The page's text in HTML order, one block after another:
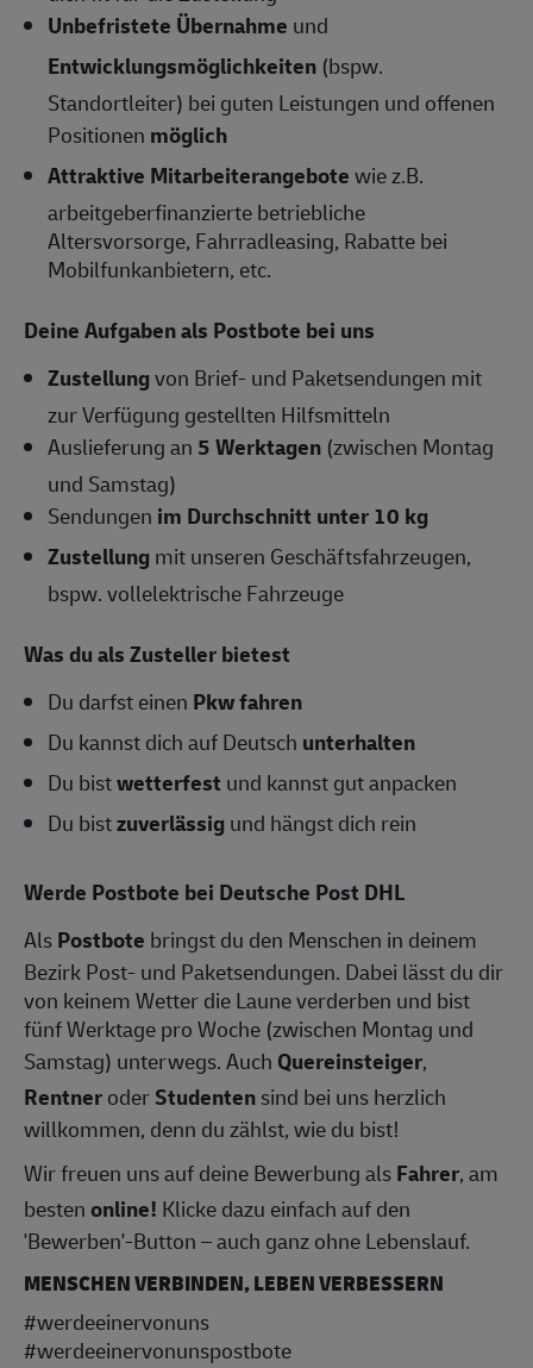
Unbefristete Übernahme und
Entwicklungsmöglichkeiten (bspw.
Standortleiter) bei guten Leistungen und offenen
Positionen möglich
Attraktive Mitarbeiterangebotewie z.B.
arbeitgeberfinanzierte betriebliche
Altersvorsorge, Fahrradleasing, Rabatte bei
Mobilfunkanbietern, etc.
Deine Aufgaben als Postbote bei uns
Zustellungvon Brief- und Paketsendungen mit
zur Verfügung gestellten Hilfsmitteln
Auslieferung an5 Werktagen (zwischen Montag
und Samstag)
Sendungen im Durchschnitt unter 10 kg
Zustellungmit unseren Geschäftsfahrzeugen,
bspw. vollelektrische Fahrzeuge
Was du als Zusteller bietest
Du darfst einen Pkw fahren
Du kannst dich auf Deutsch unterhalten
Du bistwetterfest und kannst gut anpacken
Du bistzuverlässigund hängst dich rein
Werde Postbote bei Deutsche Post DHL
AlsPostbote bringst du den Menschen in deinem
Bezirk Post- und Paketsendungen. Dabei lässt du dir
von keinem Wetter die Laune verderben und bist
fünf Werktage pro Woche (zwischen Montag und
Samstag) unterwegs. Auch Quereinsteiger,
RentneroderStudentensind bei uns herzlich
willkommen, denn du zählst, wie du bist!
Wir freuen uns auf deine Bewerbung alsFahrer, am
bestenonline! Klicke dazu einfach auf den
'Bewerben'-Button – auch ganz ohne Lebenslauf.
MENSCHEN VERBINDEN, LEBEN VERBESSERN
#werdeeinervonuns
#werdeeinervonunspostbote